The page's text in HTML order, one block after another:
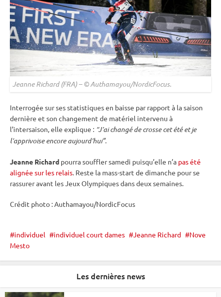
Jeanne Richard (FRA) – © Authamayou/NordicFocus.
Interrogée sur ses statistiques en baisse par rapport à la saison
dernière et son changement de matériel intervenu à
l’intersaison, elle explique : “J’ai changé de crosse cet été et je
l’apprivoise encore aujourd’hui”.
Jeanne Richard pourra souffler samedi puisqu’elle n’a pas été
alignée sur les relais. Reste la mass-start de dimanche pour se
rassurer avant lesJeux Olympiquesdans deux semaines.
Crédit photo : Authamayou/NordicFocus
individuel individuel court dames Jeanne Richard
Nove
Mesto
Les dernières news